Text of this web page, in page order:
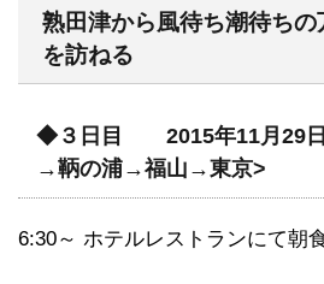
熟田津から風待ち潮待ち
を訪ねる
◆３日目 2015年11月29
→鞆の浦→福山→東京>
6:30～ ホテルレストランにて朝